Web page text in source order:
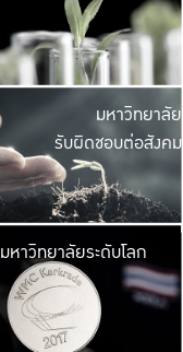
มีพื้นที่เขียวสดใส
เป็นป่าในเมือง เกษต
มหาวิ
ค
เปิดประ
และพบเรื่องราวใ
มหาวิทยาลัย
รับผิดชอบต่อสังคม
มหาวิ
เปลี่ยนแปลง แล
เพื่อทำง
ระบบสารสนเทศ
มหาวิทยาลัยระดับโลก